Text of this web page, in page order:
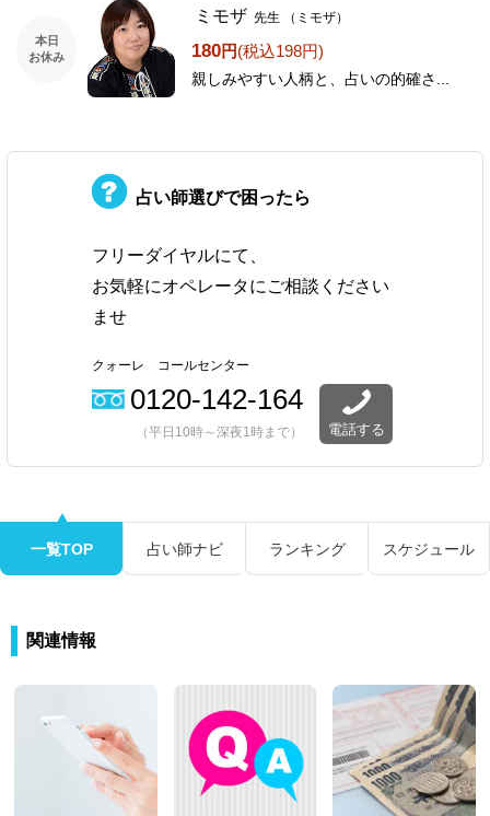
本日
お休み
ミモザ 先生 （ミモザ）
180円(税込198円)
親しみやすい人柄と、占いの的確さ...
占い師選びで困ったら
フリーダイヤルにて、
お気軽にオペレータにご相談ください
ませ
クォーレ コールセンター
0120-142-164
（平日10時～深夜1時まで） 電話する
一覧TOP 占い師ナビ ランキング スケジュール
関連情報